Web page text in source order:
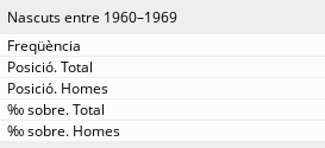
Nascuts entre 1960–1969